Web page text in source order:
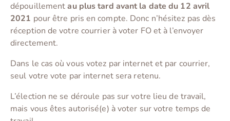
dépouillementau plus tard avant la date du 12 avril
2021 pour être pris en compte. Donc n’hésitez pas dès
réception de votre courrier à voter FO et à l’envoyer
directement.
Dans le cas où vous votez par internet et par courrier,
seul votre vote par internet sera retenu.
L’élection ne se déroule pas sur votre lieu de travail,
mais vous êtes autorisé(e) à voter sur votre temps de